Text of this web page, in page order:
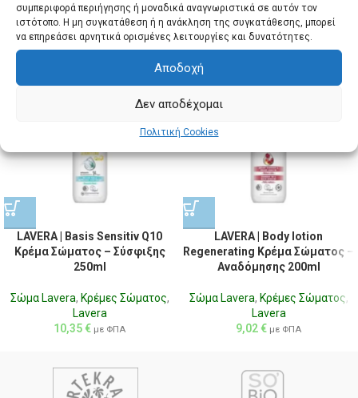
συμπεριφορά περιήγησης ή μοναδικά αναγνωριστικά σε αυτόν τον
ιστότοπο. Η μη συγκατάθεση ή η ανάκληση της συγκατάθεσης, μπορεί
να επηρεάσει αρνητικά ορισμένες λειτουργίες και δυνατότητες.
Αποδοχή
Δεν αποδέχομαι
Πολιτική Cookies
Σχετικά προϊόντα
LAVERA | Basis Sensitiv Q10
Κρέμα Σώματος – Σύσφιξης
250ml
Σώμα Lavera, Κρέμες Σώματος,
Lavera
10,35€ με ΦΠΑ
LAVERA | Body lotion
Regenerating Κρέμα Σώματος –
Αναδόμησης 200ml
Σώμα Lavera, Κρέμες Σώματος,
Lavera
9,02€ με ΦΠΑ